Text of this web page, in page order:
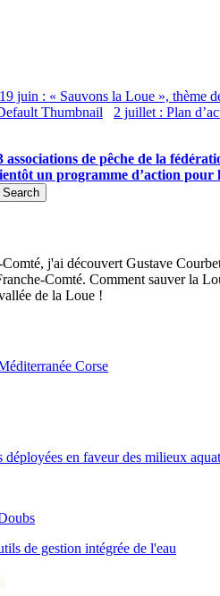
19 juin : « Sauvons la Loue », thème
2 juillet : Plan
associations de pêche de la
un programme d’action pour
j'ai découvert Gustave
Comté. Comment sauver la
de la Loue !
Corse
déployées en faveur des milieux
de gestion intégrée de l'eau